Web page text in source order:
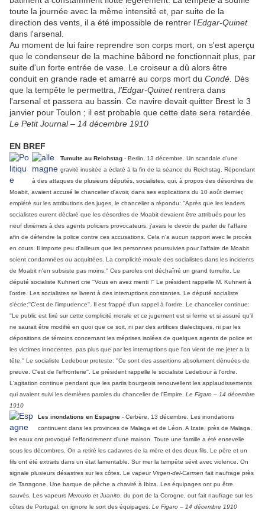
toute la journée avec la même intensité et, par suite de la
direction des vents, il a été impossible de rentrer l'Edgar-Quinet
dans l'arsenal.
Au moment de lui faire reprendre son corps mort, on s'est aperçu
que le condenseur de la machine bâbord ne fonctionnait plus, par
suite d'un forte entrée de vase. Le croiseur a dû alors être
conduit en grande rade et amarré au corps mort du Condé. Dès
que la tempête le permettra, l'Edgar-Quinet rentrera dans
l'arsenal et passera au bassin. Ce navire devait quitter Brest le 3
janvier pour Toulon ; il est probable que cette date sera retardée.
Le Petit Journal – 14 décembre 1910
EN BREF
Tumulte au Reichstag - Berlin, 13 décembre. Un scandale d'une
gravité inusitée a éclaté à la fin de la séance du Reichstag. Répondant
à des attaques de plusieurs députés, socialistes, qui, à propos des désordres de
Moabit, avaient accusé le chancelier d'avoir, dans ses explications du 10 août dernier,
empiété sur les attributions des juges, le chancelier a répondu: ''Après que les leaders
socialistes eurent déclaré que les désordres de Moabit devaient être attribués pour les
neuf dixièmes à des agents policiers provocateurs, j'avais le devoir de parler de l'affaire
afin de défendre la police contre ces accusations. Cela n'a aucun rapport avec le procès
en cours. Il importe peu d'ailleurs que les personnes poursuivies pour l'affaire de Moabit
soient condamnées ou acquittées. La complicité morale des socialistes dans les incidents
de Moabit n'en subsiste pas moins.'' Ces paroles ont déchaîné un grand tumulte. Le
député socialiste Kuhnert crie ''Vous en avez menti !'' Le président rappelle M. Kuhnert à
l'ordre. Les socialistes se livrent à des interruptions constantes. Le député socialiste
s'écrie:''C'est de l'impudence''. Il est frappé d'un rappel à l'ordre. Le chancelier continue:
''Le public est fixé sur cette complicité morale et ce jugement est si ferme et si assuré qu'il
ne saurait être modifié en quoi que ce soit, ni par des artifices dialectiques, ni par les
dépositions de témoins concernant les méprises isolées de quelques agents de police et
les victimes innocentes, pas plus que par les interruptions que l'on vient de me jeter a la
tête.'' Le socialiste Ledebour proteste: ''Ce sont des assertions absolument dénuées de
preuve. C'est de l'effronterie''. Le président rappelle le socialiste Ledebour à l'ordre.
L'agitation continue pendant que les partis bourgeois renouvellent les applaudissements
qui avaient suivi les dernières paroles du chancelier de l'Empire. Le Figaro – 14 décembre
1910
Les inondations en Espagne - Cerbère, 13 décembre. Les inondations
continuent dans les provinces de Malaga et de Léon. A Izate, près de Malaga,
les eaux ont provoqué l'effondrement d'une maison. Toute une famille a été ensevelie
sous les décombres. On a retiré les cadavres de la mère et des deux fils. Le père et un
fils ont été extraits dans un état lamentable. Sur mer la tempête sévit avec violence. On
signale plusieurs désastres sur les côtes. Le vapeur Virgen-del-Carmen fait naufrage près
de Tarragone. Une barque de pêche a chaviré à Ibiza. Les équipages ont pu être
sauvés. Les vapeurs Mercurio et Juanito , du port de la Corogne, out fait naufrage sur les
côtes de Portugal; on ignore le sort des équipages. Le Figaro – 14 décembre 1910